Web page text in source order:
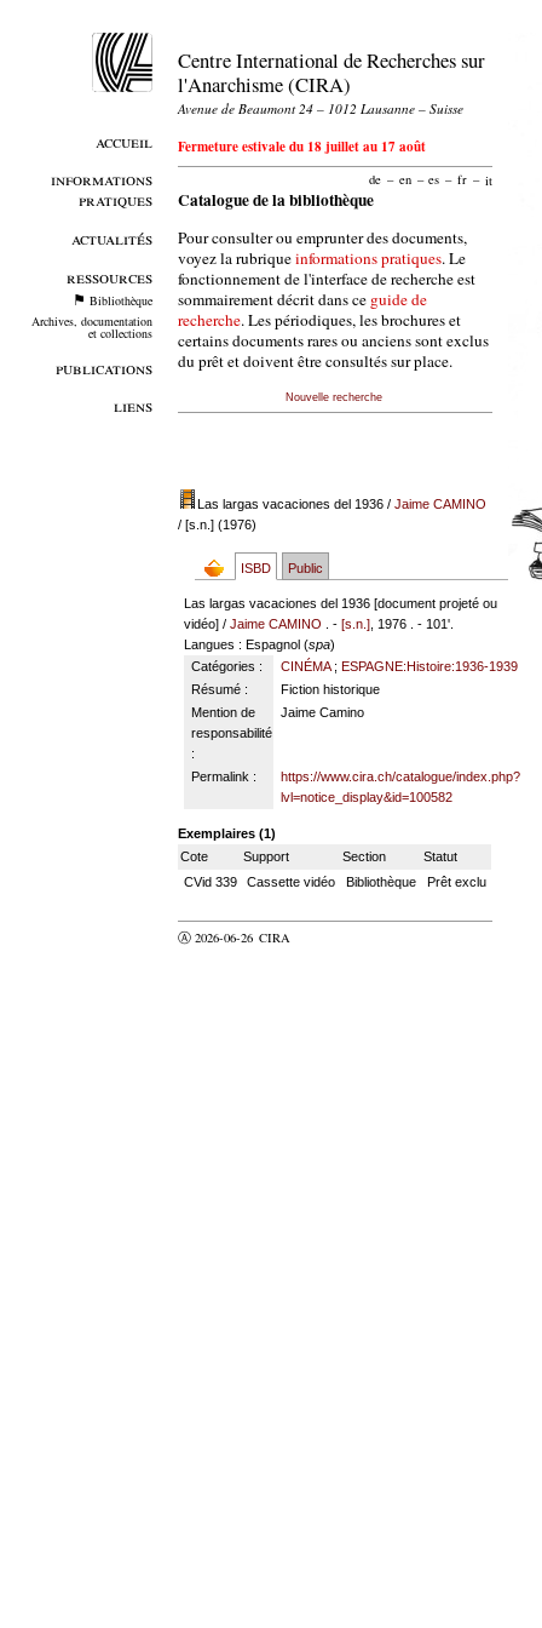
accueil
informations
pratiques
actualités
ressources
Bibliothèque
Archives, documentation
et collections
publications
liens
Centre International de Recherches sur
l'Anarchisme (CIRA)
Avenue de Beaumont 24 – 1012 Lausanne – Suisse
Fermeture estivale du 18 juillet au 17 août
de – en – es – fr – it
Catalogue de la bibliothèque
Pour consulter ou emprunter des documents,
voyez la rubriqueinformations pratiques. Le
fonctionnement de l'interface de recherche est
sommairement décrit dans ce guide de
recherche. Les périodiques, les brochures et
certains documents rares ou anciens sont exclus
du prêt et doivent être consultés sur place.
Nouvelle recherche
Las largas vacaciones del 1936/ Jaime CAMINO
/ [s.n.] (1976)
ISBD Public
Las largas vacaciones del 1936 [document projeté ou
vidéo] /Jaime CAMINO . -[s.n.] , 1976 . - 101'.
Langues : Espagnol (spa)
Catégories :
CINÉMA; ESPAGNE:Histoire:1936-1939
Résumé :
Fiction historique
Mention de
responsabilité
:
Jaime Camino
Permalink :
https://www.cira.ch/catalogue/index.php?
lvl=notice_display&id=100582
Exemplaires (1)
Cote
Support Section
Statut
CVid 339
Cassette vidéo Bibliothèque Prêt exclu
Ⓐ 2026-06-26 CIRA